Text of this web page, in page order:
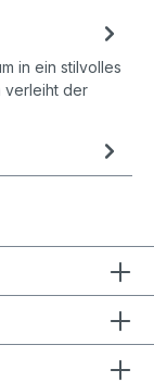
in ein stilvolles
verleiht der